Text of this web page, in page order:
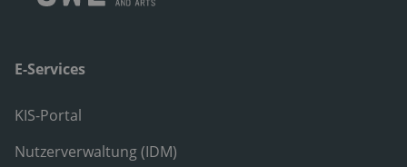
E-Services
KIS-Portal
Nutzerverwaltung (IDM)